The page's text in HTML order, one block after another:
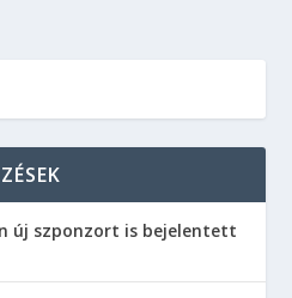
új szponzort is bejelentett